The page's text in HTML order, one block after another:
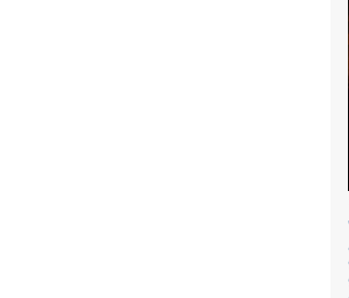
"ამ
ჩემთვის
შვილის